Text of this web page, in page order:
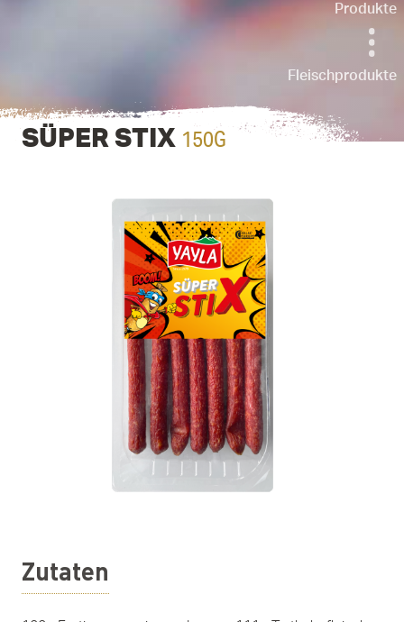
Produkte
Fleischprodukte
SÜPER STIX 150G
Zutaten